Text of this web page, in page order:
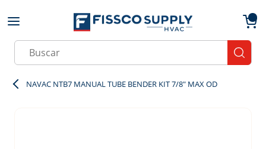
Skip to main content
Site Search
NAVAC NTB7 MANUAL TUBE BENDER KIT 7/8" MAX OD